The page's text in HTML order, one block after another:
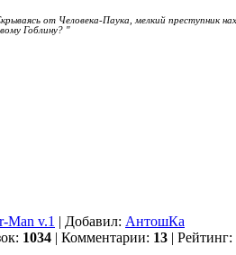
от Человека-Паука, мелкий преступник
Гоблину? "
Man v.1 | Добавил: АнтошКа
1034 | Комментарии: 13 | Рейтинг: